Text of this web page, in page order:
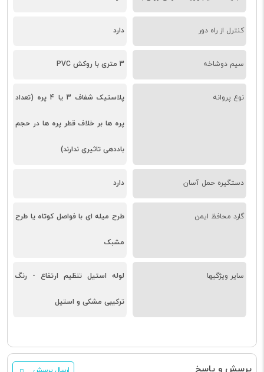
کنترل از راه دور دارد
سیم دوشاخه 3 متری با روکش PVC
نوع پروانه پلاستیک شفاف 3 یا 4 پره (تعداد
پره ها بر خلاف قطر پره ها در حجم
باددهی تاثیری ندارند)
دستگیره حمل آسان دارد
گارد محافظ ايمن طرح میله ای با فواصل کوتاه یا طرح
مشبک
سایر ویژگیها لوله استیل تنظیم ارتفاع - رنگ
ترکیبی مشکی و استیل
پرسش و پاسخ